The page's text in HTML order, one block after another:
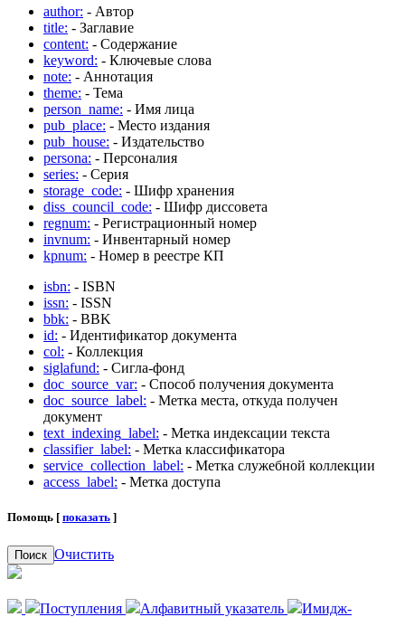
author: - Автор
title: - Заглавие
content: - Содержание
keyword: - Ключевые слова
note: - Аннотация
theme: - Тема
person_name: - Имя лица
pub_place: - Место издания
pub_house: - Издательство
persona: - Персоналия
series: - Серия
storage_code: - Шифр хранения
diss_council_code: - Шифр диссовета
regnum: - Регистрационный номер
invnum: - Инвентарный номер
kpnum: - Номер в реестре КП
isbn: - ISBN
issn: - ISSN
bbk: - BBK
id: - Идентификатор документа
col: - Коллекция
siglafund: - Сигла-фонд
doc_source_var: - Способ получения документа
doc_source_label: - Метка места, откуда получен
документ
text_indexing_label: - Метка индексации текста
classifier_label: - Метка классификатора
service_collection_label: - Метка служебной коллекции
access_label: - Метка доступа
Помощь [ показать ]
Поиск Очистить
Поступления Алфавитный указатель
Имидж-